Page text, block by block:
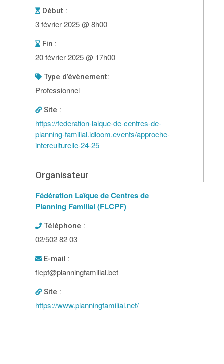
Début :
3 février 2025 @ 8h00
Fin :
20 février 2025 @ 17h00
type d’évènement:
Professionnel
Site :
https://federation-laique-de-centres-de-
planning-familial.idloom.events/approche-
interculturelle-24-25
Organisateur
Fédération Laïque de Centres de
Planning Familial (FLCPF)
Téléphone :
02/502 82 03
E-mail :
flcpf@planningfamilial.bet
Site :
https://www.planningfamilial.net/